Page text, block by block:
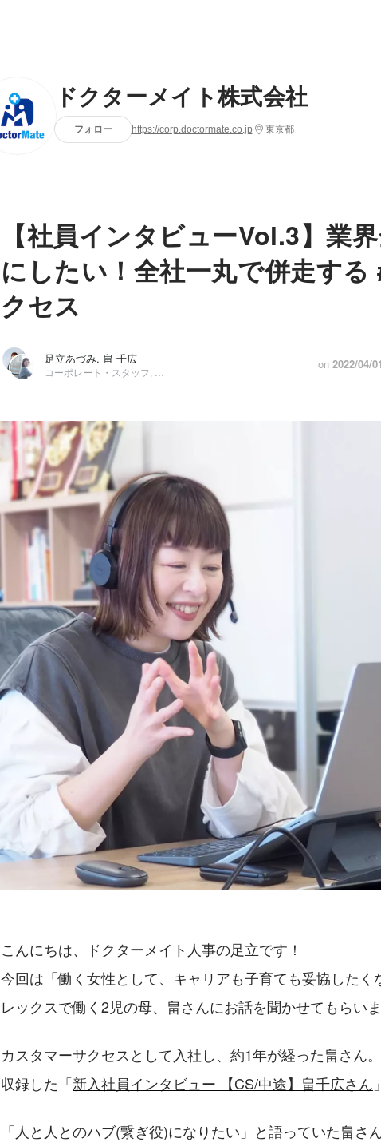
ドクターメイト株式会社
フォロー https://corp.doctormate.co.jp 東京都
【社員インタビューVol.3】業
にしたい！全社一丸で併走す
クセス
足立あづみ, 畠 千広 on 2022/04/01
こんにちは、ドクターメイト人事の足立です！
今回は「働く女性として、キャリアも子育ても妥協した
レックスで働く2児の母、畠さんにお話を聞かせてもらいま
カスタマーサクセスとして入社し、約1年が経った畠さん
収録した「新入社員インタビュー 【CS/中途】畠千広さん
「人と人とのハブ(繋ぎ役)になりたい」と語っていた畠さ